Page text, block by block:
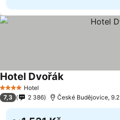
4 Počet hvězdiček
Hotel
Hotel Dvořák
7,3 2 386 České Budějovice,